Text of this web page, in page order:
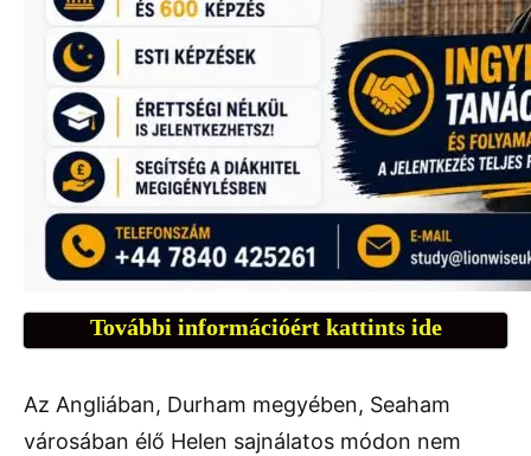
További információért kattints ide
Az Angliában, Durham megyében, Seaham
városában élő Helen sajnálatos módon nem